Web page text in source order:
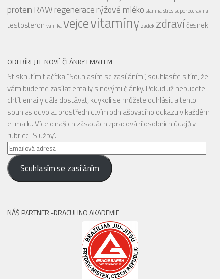
protein RAWregeneracerýžové mléko slaninastressuperpotravina
testosteron vanilka vejcevitamíny zadek zdravíčesnek
ODEBÍREJTE NOVÉ ČLÁNKY EMAILEM
Stisknutím tlačítka “Souhlasím se zasíláním”, souhlasíte s tím, že
vám budeme zasílat emaily s novými články. Pokud už nebudete
chtít emaily dále dostávat, kdykoli se můžete odhlásit a tento
souhlas odvolat prostřednictvím odhlašovacího odkazu v každém
e-mailu. Více o našich zásadách zpracování osobních údajů v
rubrice "Služby".
Emailová
adresa
Souhlasím se zasíláním
NÁŠ PARTNER -DRACULINO AKADEMIE